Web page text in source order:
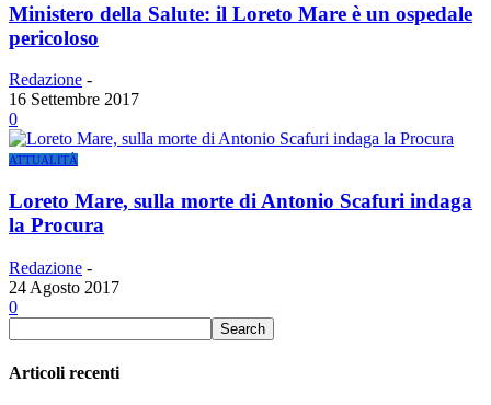
Ministero della Salute: il Loreto Mare è un ospedale
pericoloso
Redazione -
16 Settembre 2017
0
ATTUALITÀ
Loreto Mare, sulla morte di Antonio Scafuri indaga
la Procura
Redazione -
24 Agosto 2017
0
Articoli recenti